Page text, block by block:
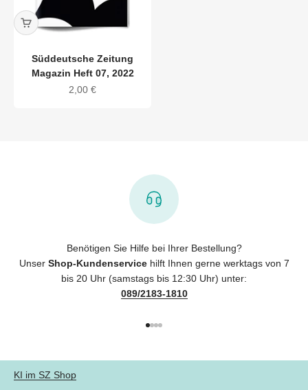
Süddeutsche Zeitung
Magazin Heft 07, 2022
Angebot
2,00 €
Benötigen Sie Hilfe bei Ihrer Bestellung?
Unser Shop-Kundenservicehilft Ihnen gerne werktags von 7
bis 20 Uhr (samstags bis 12:30 Uhr) unter:
089/2183-1810
KI im SZ Shop